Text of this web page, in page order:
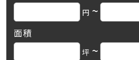
円 ~
面積
坪 ~